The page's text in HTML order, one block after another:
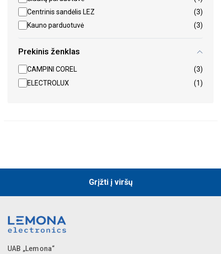
Centrinis sandėlis LEZ
(3)
Kauno parduotuvė
(3)
Prekinis ženklas
CAMPINI COREL
(3)
ELECTROLUX
(1)
Grįžti į viršų
UAB „Lemona“